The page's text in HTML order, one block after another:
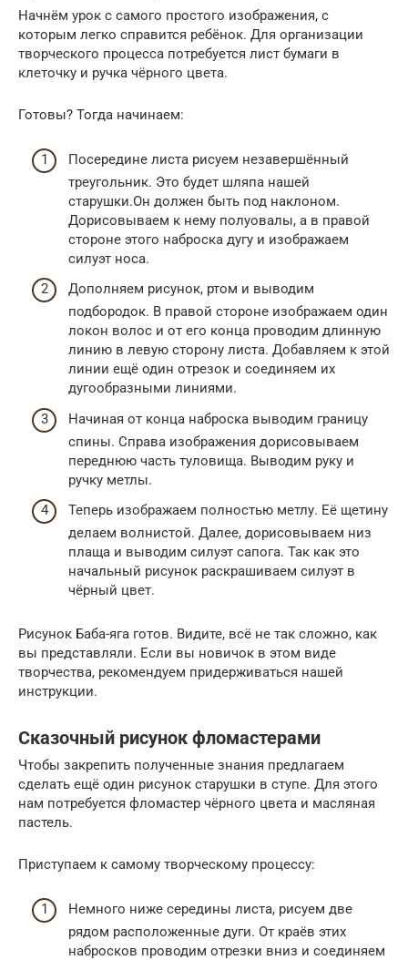
Начнём урок с самого простого изображения, с
которым легко справится ребёнок. Для организации
творческого процесса потребуется лист бумаги в
клеточку и ручка чёрного цвета.
Готовы? Тогда начинаем:
Посередине листа рисуем незавершённый
треугольник. Это будет шляпа нашей
старушки.Он должен быть под наклоном.
Дорисовываем к нему полуовалы, а в правой
стороне этого наброска дугу и изображаем
силуэт носа.
Дополняем рисунок, ртом и выводим
подбородок. В правой стороне изображаем один
локон волос и от его конца проводим длинную
линию в левую сторону листа. Добавляем к этой
линии ещё один отрезок и соединяем их
дугообразными линиями.
Начиная от конца наброска выводим границу
спины. Справа изображения дорисовываем
переднюю часть туловища. Выводим руку и
ручку метлы.
Теперь изображаем полностью метлу. Её щетину
делаем волнистой. Далее, дорисовываем низ
плаща и выводим силуэт сапога. Так как это
начальный рисунок раскрашиваем силуэт в
чёрный цвет.
Рисунок Баба-яга готов. Видите, всё не так сложно, как
вы представляли. Если вы новичок в этом виде
творчества, рекомендуем придерживаться нашей
инструкции.
Сказочный рисунок фломастерами
Чтобы закрепить полученные знания предлагаем
сделать ещё один рисунок старушки в ступе. Для этого
нам потребуется фломастер чёрного цвета и масляная
пастель.
Приступаем к самому творческому процессу:
Немного ниже середины листа, рисуем две
рядом расположенные дуги. От краёв этих
набросков проводим отрезки вниз и соединяем